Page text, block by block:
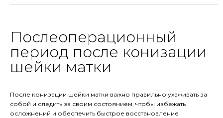
Послеоперационный
период после конизации
шейки матки
После конизации шейки матки важно правильно ухаживать за
собой и следить за своим состоянием, чтобы избежать
осложнений и обеспечить быстрое восстановление